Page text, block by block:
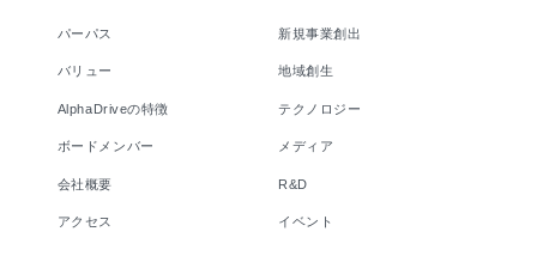
パーパス
バリュー
AlphaDriveの特徴
ボードメンバー
会社概要
アクセス
新規事業創出
地域創生
テクノロジー
メディア
R&D
イベント